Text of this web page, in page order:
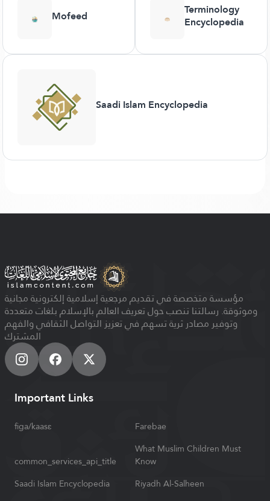
Mofeed Terminology
Encyclopedia
Saadi Islam Encyclopedia
مؤسسة متخصصة في تقديم مرجعية إسلامية إلكترونية مجانية
وموثوقة. رسالتنا تنصب حول تعريف العالم بالإسلام بلغات متعددة
وتوفير مصادر ثرية تسهم في تعزيز التواصل الثقافي والفهم
المشترك
Important Links
figa/kaasɛ Farebae
common_services_api_title
What Muslim Children Must
Know
Saadi Islam Encyclopedia
Riyadh Al-Salheen